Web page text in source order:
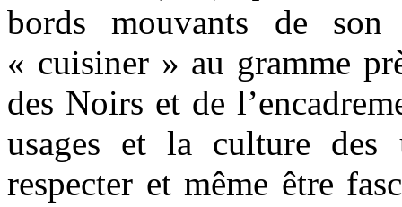
bords mouvants de
« cuisiner » au gramme
des Noirs et de
usages et la culture des
respecter et même être